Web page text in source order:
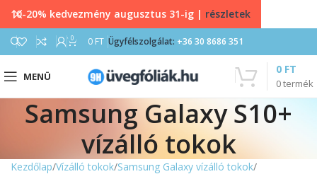
0 0 FT Ügyfélszolgálat: +36 30 8686 351
MENÜ
0termék
0 FT
Samsung Galaxy S10+
vízálló tokok
Kezdőlap Vízálló tokok Samsung Galaxy vízálló tokok
10-20% kedvezmény augusztus 31-ig | részletek